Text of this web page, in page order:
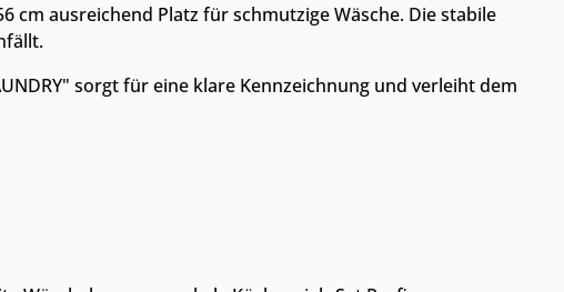
cm ausreichend Platz für schmutzige Wäsche. Die stabile
sorgt für eine klare Kennzeichnung und verleiht dem